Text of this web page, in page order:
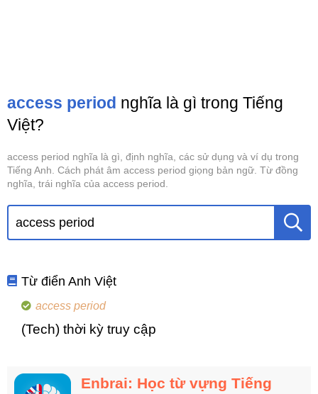
access period nghĩa là gì trong Tiếng
Việt?
access period nghĩa là gì, định nghĩa, các sử dụng và ví dụ trong
Tiếng Anh. Cách phát âm access period giọng bản ngữ. Từ đồng
nghĩa, trái nghĩa của access period.
Từ điển Anh Việt
access period
(Tech) thời kỳ truy cập
Enbrai: Học từ vựng Tiếng